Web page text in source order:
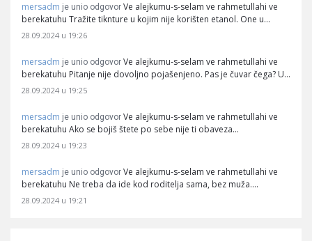
mersadm je unio odgovor Ve alejkumu-s-selam ve rahmetullahi ve
berekatuhu Tražite tiknture u kojim nije korišten etanol. One u…
28.09.2024 u 19:26
mersadm je unio odgovor Ve alejkumu-s-selam ve rahmetullahi ve
berekatuhu Pitanje nije dovoljno pojašenjeno. Pas je čuvar čega? U…
28.09.2024 u 19:25
mersadm je unio odgovor Ve alejkumu-s-selam ve rahmetullahi ve
berekatuhu Ako se bojiš štete po sebe nije ti obaveza…
28.09.2024 u 19:23
mersadm je unio odgovor Ve alejkumu-s-selam ve rahmetullahi ve
berekatuhu Ne treba da ide kod roditelja sama, bez muža.…
28.09.2024 u 19:21